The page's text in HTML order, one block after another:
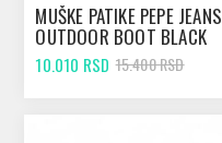
MUŠKE PATIKE PEPE JEANS
OUTDOOR BOOT BLACK
10.010 RSD 15.400 RSD